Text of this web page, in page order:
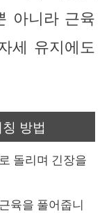
아니라 근육
세 유지에도
방법
돌리며 긴장을
육을 풀어줍니